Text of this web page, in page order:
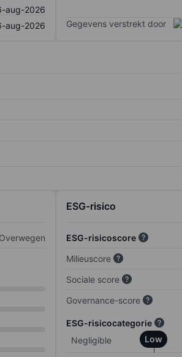
aug-2026
aug-2026 Gegevens verstrekt door
Overwegen
ESG-risico
ESG-risicoscore
Milieuscore
Sociale score
Governance-score
ESG-risicocategorie
Negligible
Low